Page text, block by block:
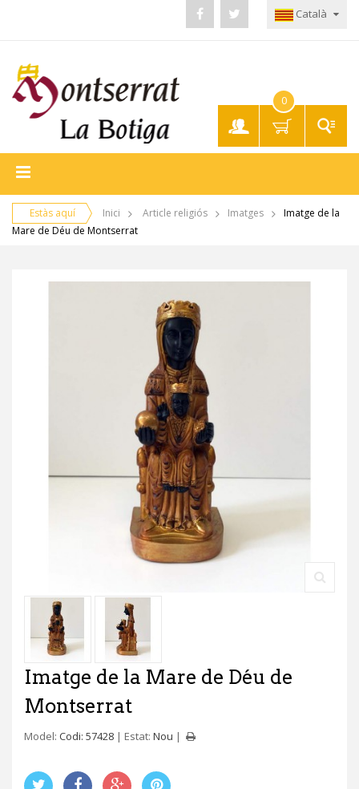
compte
Català
0
Estàs aquí Inici Article religiós Imatges
Imatge de la
Mare de Déu de Montserrat
Imatge de la Mare de Déu de
Montserrat
Model: Codi: 57428 Estat: Nou